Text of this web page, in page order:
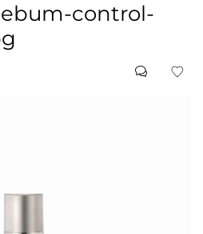
control-